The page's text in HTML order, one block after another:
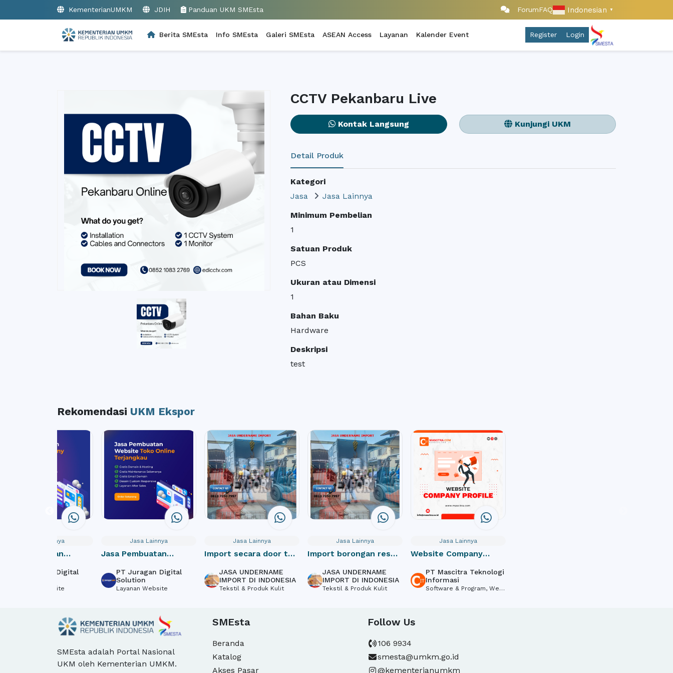
KementerianUMKM JDIH Panduan UKM SMEsta ForumFAQ Indonesian ▼
Berita SMEsta Info SMEsta Galeri SMEsta ASEAN Access Layanan Kalender Event Register Login
CCTV Pekanbaru Live
Kontak Langsung Kunjungi UKM
Detail Produk
Kategori
Jasa
Jasa Lainnya
Minimum Pembelian
1
Satuan Produk
PCS
Ukuran atau Dimensi
1
Bahan Baku
Hardware
Deskripsi
test
Rekomendasi UKM Ekspor
Jasa Lainnya
Pembuatan
Profile
PT Juragan Digital
Layanan Website
Jasa Lainnya
Jasa Pembuatan
e-Commerce
PT Juragan Digital
Solution
Layanan Website
Jasa Lainnya
Import secara door to
JASA UNDERNAME
IMPORT DI INDONESIA
Tekstil & Produk Kulit
Jasa Lainnya
Import borongan resmi
JASA UNDERNAME
IMPORT DI INDONESIA
Tekstil & Produk Kulit
Jasa Lainnya
Website Company
PT Mascitra Teknologi
Informasi
Software & Program, Web
SMEsta adalah Portal Nasional
UKM oleh Kementerian UMKM.
SMEsta
Beranda
Katalog
Akses Pasar
Follow Us
106 9934
smesta@umkm.go.id
@kementerianumkm